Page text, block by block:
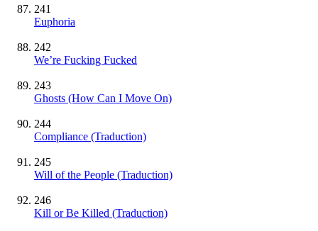
241
Euphoria
242
We’re Fucking Fucked
243
Ghosts (How Can I Move On)
244
Compliance (Traduction)
245
Will of the People (Traduction)
246
Kill or Be Killed (Traduction)